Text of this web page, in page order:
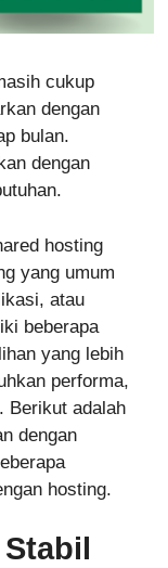
cukup
dengan
bulan.
dengan
hosting
yang umum
atau
beberapa
yang lebih
performa,
Berikut adalah
dengan
hosting.